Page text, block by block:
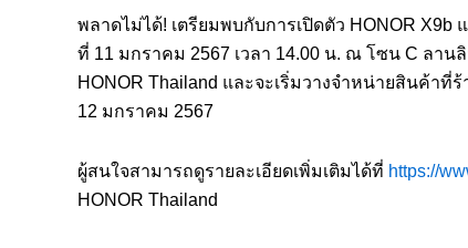
พลาดไม่ได้! เตรียมพบกับการเปิดตัว HONOR
ที่ 11 มกราคม 2567 เวลา 14.00 น. ณ โซน C ลา
HONOR Thailand และจะเริ่มวางจำหน่ายสินค้า
12 มกราคม 2567
ผู้สนใจสามารถดูรายละเอียดเพิ่มเติมได้ที่ https://
HONOR Thailand